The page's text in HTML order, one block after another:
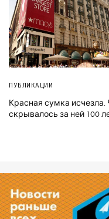
ПУБЛИКАЦИИ
Красная сумка исчезла.
скрывалось за ней 100